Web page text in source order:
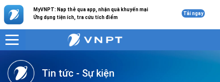
MyVNPT: Nạp thẻ qua app, nhận quà khuyến mại
Ứng dụng tiện ích, tra cứu tích điểm
Tải ngay
VNPT Doanh nghiệp Tin tức
Tin tức - Sự kiện